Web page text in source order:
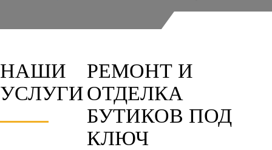
РЕМОНТ И
ОТДЕЛКА
БУТИКОВ ПОД
КЛЮЧ
НАШИ
УСЛУГИ